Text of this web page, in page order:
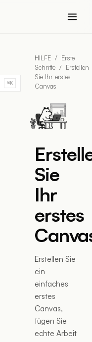
⌘K
HILFE / Erste
Schritte / Erstellen
Sie Ihr erstes
Canvas
Sie
Ihr
erstes
Erstellen Sie
ein
einfaches
erstes
Canvas,
fügen Sie
echte Arbeit